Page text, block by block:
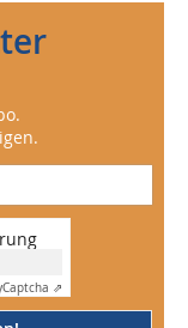
Captcha ⇗